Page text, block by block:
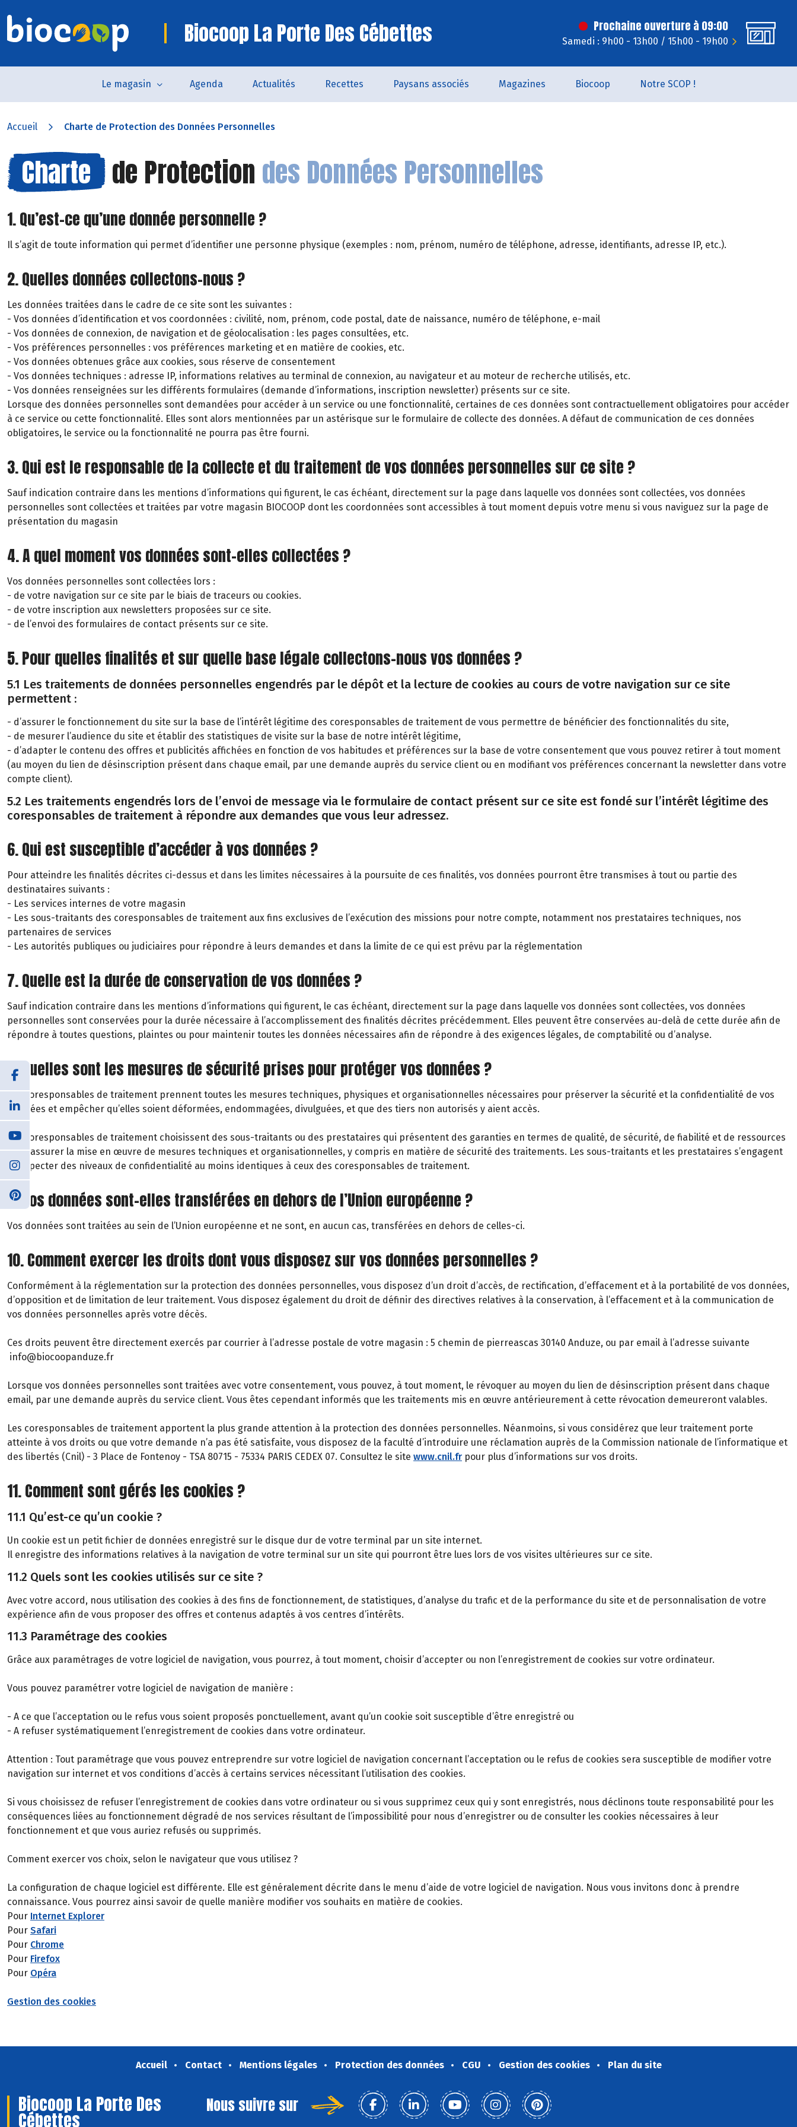
Biocoop La Porte Des Cébettes Prochaine ouverture à 09:00
Samedi : 9h00 - 13h00 / 15h00 - 19h00
Le magasin Agenda Actualités Recettes Paysans associés Magazines Biocoop Notre SCOP !
Accueil Charte de Protection des Données Personnelles
Charte de Protection des Données Personnelles
1. Qu’est-ce qu’une donnée personnelle ?
Il s’agit de toute information qui permet d’identifier une personne physique (exemples : nom, prénom, numéro de téléphone, adresse, identifiants, adresse IP, etc.).
2. Quelles données collectons-nous ?
Les données traitées dans le cadre de ce site sont les suivantes :
- Vos données d’identification et vos coordonnées : civilité, nom, prénom, code postal, date de naissance, numéro de téléphone, e-mail
- Vos données de connexion, de navigation et de géolocalisation : les pages consultées, etc.
- Vos préférences personnelles : vos préférences marketing et en matière de cookies, etc.
- Vos données obtenues grâce aux cookies, sous réserve de consentement
- Vos données techniques : adresse IP, informations relatives au terminal de connexion, au navigateur et au moteur de recherche utilisés, etc.
- Vos données renseignées sur les différents formulaires (demande d’informations, inscription newsletter) présents sur ce site.
Lorsque des données personnelles sont demandées pour accéder à un service ou une fonctionnalité, certaines de ces données sont contractuellement obligatoires pour accéder
à ce service ou cette fonctionnalité. Elles sont alors mentionnées par un astérisque sur le formulaire de collecte des données. A défaut de communication de ces données
obligatoires, le service ou la fonctionnalité ne pourra pas être fourni.
3. Qui est le responsable de la collecte et du traitement de vos données personnelles sur ce site ?
Sauf indication contraire dans les mentions d’informations qui figurent, le cas échéant, directement sur la page dans laquelle vos données sont collectées, vos données
personnelles sont collectées et traitées par votre magasin BIOCOOP dont les coordonnées sont accessibles à tout moment depuis votre menu si vous naviguez sur la page de
présentation du magasin
4. A quel moment vos données sont-elles collectées ?
Vos données personnelles sont collectées lors :
- de votre navigation sur ce site par le biais de traceurs ou cookies.
- de votre inscription aux newsletters proposées sur ce site.
- de l’envoi des formulaires de contact présents sur ce site.
5. Pour quelles finalités et sur quelle base légale collectons-nous vos données ?
5.1 Les traitements de données personnelles engendrés par le dépôt et la lecture de cookies au cours de votre navigation sur ce site
permettent :
- d’assurer le fonctionnement du site sur la base de l’intérêt légitime des coresponsables de traitement de vous permettre de bénéficier des fonctionnalités du site,
- de mesurer l’audience du site et établir des statistiques de visite sur la base de notre intérêt légitime,
- d’adapter le contenu des offres et publicités affichées en fonction de vos habitudes et préférences sur la base de votre consentement que vous pouvez retirer à tout moment
(au moyen du lien de désinscription présent dans chaque email, par une demande auprès du service client ou en modifiant vos préférences concernant la newsletter dans votre
compte client).
5.2 Les traitements engendrés lors de l’envoi de message via le formulaire de contact présent sur ce site est fondé sur l’intérêt légitime des
coresponsables de traitement à répondre aux demandes que vous leur adressez.
6. Qui est susceptible d’accéder à vos données ?
Pour atteindre les finalités décrites ci-dessus et dans les limites nécessaires à la poursuite de ces finalités, vos données pourront être transmises à tout ou partie des
destinataires suivants :
- Les services internes de votre magasin
- Les sous-traitants des coresponsables de traitement aux fins exclusives de l’exécution des missions pour notre compte, notamment nos prestataires techniques, nos
partenaires de services
- Les autorités publiques ou judiciaires pour répondre à leurs demandes et dans la limite de ce qui est prévu par la réglementation
7. Quelle est la durée de conservation de vos données ?
Sauf indication contraire dans les mentions d’informations qui figurent, le cas échéant, directement sur la page dans laquelle vos données sont collectées, vos données
personnelles sont conservées pour la durée nécessaire à l’accomplissement des finalités décrites précédemment. Elles peuvent être conservées au-delà de cette durée afin de
répondre à toutes questions, plaintes ou pour maintenir toutes les données nécessaires afin de répondre à des exigences légales, de comptabilité ou d’analyse.
8. Quelles sont les mesures de sécurité prises pour protéger vos données ?
Les coresponsables de traitement prennent toutes les mesures techniques, physiques et organisationnelles nécessaires pour préserver la sécurité et la confidentialité de vos
données et empêcher qu’elles soient déformées, endommagées, divulguées, et que des tiers non autorisés y aient accès.
Les coresponsables de traitement choisissent des sous-traitants ou des prestataires qui présentent des garanties en termes de qualité, de sécurité, de fiabilité et de ressources
pour assurer la mise en œuvre de mesures techniques et organisationnelles, y compris en matière de sécurité des traitements. Les sous-traitants et les prestataires s’engagent
à respecter des niveaux de confidentialité au moins identiques à ceux des coresponsables de traitement.
9. Vos données sont-elles transférées en dehors de l’Union européenne ?
Vos données sont traitées au sein de l’Union européenne et ne sont, en aucun cas, transférées en dehors de celles-ci.
10. Comment exercer les droits dont vous disposez sur vos données personnelles ?
Conformément à la réglementation sur la protection des données personnelles, vous disposez d’un droit d’accès, de rectification, d’effacement et à la portabilité de vos données,
d’opposition et de limitation de leur traitement. Vous disposez également du droit de définir des directives relatives à la conservation, à l’effacement et à la communication de
vos données personnelles après votre décès.
Ces droits peuvent être directement exercés par courrier à l’adresse postale de votre magasin : 5 chemin de pierreascas 30140 Anduze, ou par email à l’adresse suivante
info@biocoopanduze.fr
Lorsque vos données personnelles sont traitées avec votre consentement, vous pouvez, à tout moment, le révoquer au moyen du lien de désinscription présent dans chaque
email, par une demande auprès du service client. Vous êtes cependant informés que les traitements mis en œuvre antérieurement à cette révocation demeureront valables.
Les coresponsables de traitement apportent la plus grande attention à la protection des données personnelles. Néanmoins, si vous considérez que leur traitement porte
atteinte à vos droits ou que votre demande n’a pas été satisfaite, vous disposez de la faculté d’introduire une réclamation auprès de la Commission nationale de l’informatique et
des libertés (Cnil) - 3 Place de Fontenoy - TSA 80715 - 75334 PARIS CEDEX 07. Consultez le site www.cnil.fr pour plus d’informations sur vos droits.
11. Comment sont gérés les cookies ?
11.1 Qu’est-ce qu’un cookie ?
Un cookie est un petit fichier de données enregistré sur le disque dur de votre terminal par un site internet.
Il enregistre des informations relatives à la navigation de votre terminal sur un site qui pourront être lues lors de vos visites ultérieures sur ce site.
11.2 Quels sont les cookies utilisés sur ce site ?
Avec votre accord, nous utilisation des cookies à des fins de fonctionnement, de statistiques, d’analyse du trafic et de la performance du site et de personnalisation de votre
expérience afin de vous proposer des offres et contenus adaptés à vos centres d’intérêts.
11.3 Paramétrage des cookies
Grâce aux paramétrages de votre logiciel de navigation, vous pourrez, à tout moment, choisir d’accepter ou non l’enregistrement de cookies sur votre ordinateur.
Vous pouvez paramétrer votre logiciel de navigation de manière :
- A ce que l’acceptation ou le refus vous soient proposés ponctuellement, avant qu’un cookie soit susceptible d’être enregistré ou
- A refuser systématiquement l’enregistrement de cookies dans votre ordinateur.
Attention : Tout paramétrage que vous pouvez entreprendre sur votre logiciel de navigation concernant l’acceptation ou le refus de cookies sera susceptible de modifier votre
navigation sur internet et vos conditions d’accès à certains services nécessitant l’utilisation des cookies.
Si vous choisissez de refuser l’enregistrement de cookies dans votre ordinateur ou si vous supprimez ceux qui y sont enregistrés, nous déclinons toute responsabilité pour les
conséquences liées au fonctionnement dégradé de nos services résultant de l’impossibilité pour nous d’enregistrer ou de consulter les cookies nécessaires à leur
fonctionnement et que vous auriez refusés ou supprimés.
Comment exercer vos choix, selon le navigateur que vous utilisez ?
La configuration de chaque logiciel est différente. Elle est généralement décrite dans le menu d’aide de votre logiciel de navigation. Nous vous invitons donc à prendre
connaissance. Vous pourrez ainsi savoir de quelle manière modifier vos souhaits en matière de cookies.
Pour Internet Explorer
Pour Safari
Pour Chrome
Pour Firefox
Pour Opéra
Gestion des cookies
Accueil Contact Mentions légales Protection des données CGU Gestion des cookies Plan du site
Biocoop La Porte Des
Cébettes
Nous suivre sur